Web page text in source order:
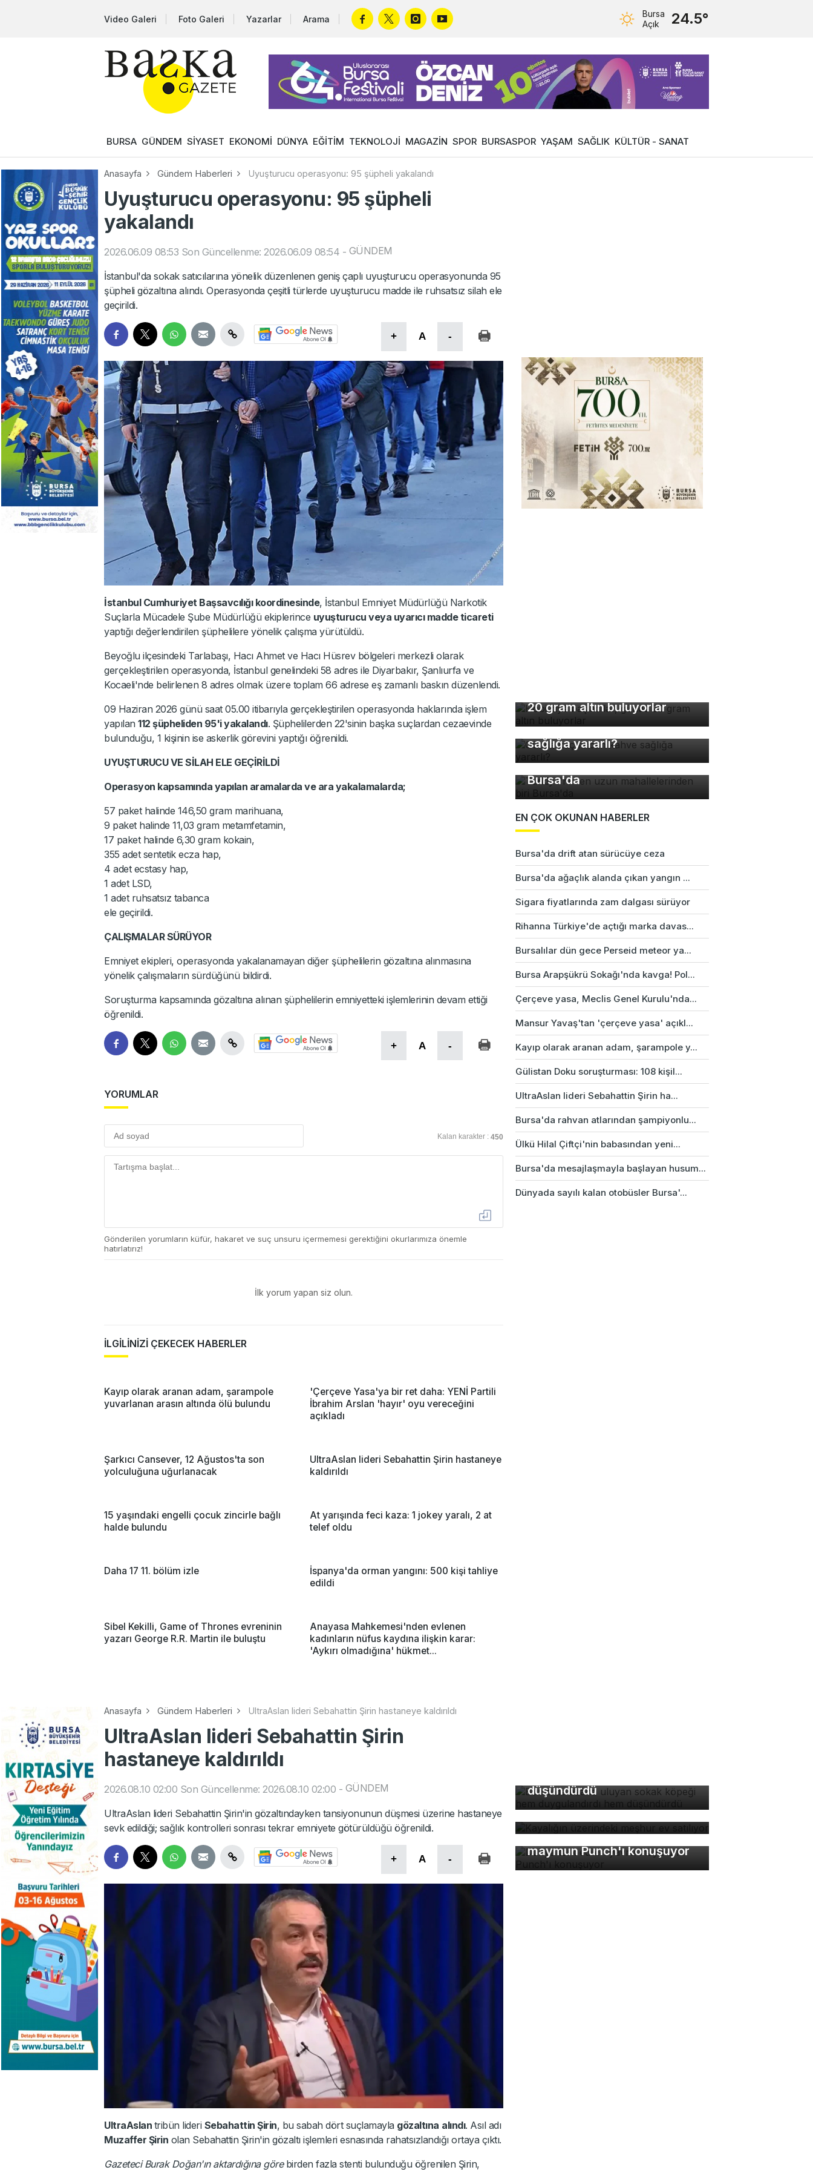
Video Galeri Foto Galeri Yazarlar Arama
Bursa
Açık
24.5°
BURSA GÜNDEM SİYASET EKONOMİ DÜNYA EĞİTİM TEKNOLOJİ MAGAZİN SPOR BURSASPOR YAŞAM SAĞLIK KÜLTÜR - SANAT
Anasayfa Gündem Haberleri Uyuşturucu operasyonu: 95 şüpheli yakalandı
Uyuşturucu operasyonu: 95 şüpheli
yakalandı
2026.06.09 08:53 Son Güncellenme: 2026.06.09 08:54 - GÜNDEM
İstanbul'da sokak satıcılarına yönelik düzenlenen geniş çaplı uyuşturucu operasyonunda 95
şüpheli gözaltına alındı. Operasyonda çeşitli türlerde uyuşturucu madde ile ruhsatsız silah ele
geçirildi.
+ A -
İstanbul Cumhuriyet Başsavcılığı koordinesinde, İstanbul Emniyet Müdürlüğü Narkotik
Suçlarla Mücadele Şube Müdürlüğü ekiplerince uyuşturucu veya uyarıcı madde ticareti
yaptığı değerlendirilen şüphelilere yönelik çalışma yürütüldü.
Beyoğlu ilçesindeki Tarlabaşı, Hacı Ahmet ve Hacı Hüsrev bölgeleri merkezli olarak
gerçekleştirilen operasyonda, İstanbul genelindeki 58 adres ile Diyarbakır, Şanlıurfa ve
Kocaeli'nde belirlenen 8 adres olmak üzere toplam 66 adrese eş zamanlı baskın düzenlendi.
09 Haziran 2026 günü saat 05.00 itibarıyla gerçekleştirilen operasyonda haklarında işlem
yapılan 112 şüpheliden 95'i yakalandı. Şüphelilerden 22'sinin başka suçlardan cezaevinde
bulunduğu, 1 kişinin ise askerlik görevini yaptığı öğrenildi.
UYUŞTURUCU VE SİLAH ELE GEÇİRİLDİ
Operasyon kapsamında yapılan aramalarda ve ara yakalamalarda;
57 paket halinde 146,50 gram marihuana,
9 paket halinde 11,03 gram metamfetamin,
17 paket halinde 6,30 gram kokain,
355 adet sentetik ecza hap,
4 adet ecstasy hap,
1 adet LSD,
1 adet ruhsatsız tabanca
ele geçirildi.
ÇALIŞMALAR SÜRÜYOR
Emniyet ekipleri, operasyonda yakalanamayan diğer şüphelilerin gözaltına alınmasına
yönelik çalışmaların sürdüğünü bildirdi.
Soruşturma kapsamında gözaltına alınan şüphelilerin emniyetteki işlemlerinin devam ettiği
öğrenildi.
+ A -
YORUMLAR
Kalan karakter : 450
Gönderilen yorumların küfür, hakaret ve suç unsuru içermemesi gerektiğini okurlarımıza önemle
hatırlatırız!
İlk yorum yapan siz olun.
İLGİLİNİZİ ÇEKECEK HABERLER
Kayıp olarak aranan adam, şarampole
yuvarlanan arasın altında ölü bulundu
'Çerçeve Yasa'ya bir ret daha: YENİ Partili
İbrahim Arslan 'hayır' oyu vereceğini
açıkladı
Şarkıcı Cansever, 12 Ağustos'ta son
yolculuğuna uğurlanacak
UltraAslan lideri Sebahattin Şirin hastaneye
kaldırıldı
15 yaşındaki engelli çocuk zincirle bağlı
halde bulundu
At yarışında feci kaza: 1 jokey yaralı, 2 at
telef oldu
Daha 17 11. bölüm izle
İspanya'da orman yangını: 500 kişi tahliye
edildi
Sibel Kekilli, Game of Thrones evreninin
yazarı George R.R. Martin ile buluştu
Anayasa Mahkemesi'nden evlenen
kadınların nüfus kaydına ilişkin karar:
'Aykırı olmadığına' hükmet...
20 gram altın buluyorlar
Günde kaç fincan kahve
sağlığa yararlı?
Türkiye'nin en uzun
mahallelerinden biri
Bursa'da
EN ÇOK OKUNAN HABERLER
Bursa'da drift atan sürücüye ceza
Bursa'da ağaçlık alanda çıkan yangın ...
Sigara fiyatlarında zam dalgası sürüyor
Rihanna Türkiye'de açtığı marka davas...
Bursalılar dün gece Perseid meteor ya...
Bursa Arapşükrü Sokağı'nda kavga! Pol...
Çerçeve yasa, Meclis Genel Kurulu'nda...
Mansur Yavaş'tan 'çerçeve yasa' açıkl...
Kayıp olarak aranan adam, şarampole y...
Gülistan Doku soruşturması: 108 kişil...
UltraAslan lideri Sebahattin Şirin ha...
Bursa'da rahvan atlarından şampiyonlu...
Ülkü Hilal Çiftçi'nin babasından yeni...
Bursa'da mesajlaşmayla başlayan husum...
Dünyada sayılı kalan otobüsler Bursa'...
Anasayfa Gündem Haberleri UltraAslan lideri Sebahattin Şirin hastaneye kaldırıldı
UltraAslan lideri Sebahattin Şirin
hastaneye kaldırıldı
2026.08.10 02:00 Son Güncellenme: 2026.08.10 02:00 - GÜNDEM
UltraAslan lideri Sebahattin Şirin'in gözaltındayken tansiyonunun düşmesi üzerine hastaneye
sevk edildiği; sağlık kontrolleri sonrası tekrar emniyete götürüldüğü öğrenildi.
+ A -
UltraAslan tribün lideri Sebahattin Şirin, bu sabah dört suçlamayla gözaltına alındı. Asıl adı
Muzaffer Şirin olan Sebahattin Şirin'in gözaltı işlemleri esnasında rahatsızlandığı ortaya çıktı.
Gazeteci Burak Doğan'ın aktardığına göre birden fazla stenti bulunduğu öğrenilen Şirin,
düşündürdü
Kayalığın üzerindeki meşhur
ev satılıyor
Dünya terk edilen yavru
maymun Punch'ı konuşuyor